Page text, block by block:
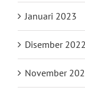
Januari 2023
Disember 2022
November